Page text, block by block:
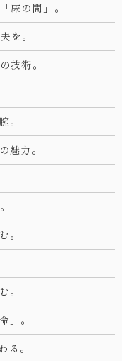
床の間」。
を。
技術。
。
魅力。
。
。
」。
る。